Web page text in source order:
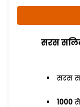
सरस
सरस
1000